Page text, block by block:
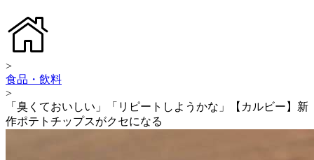
>
食品・飲料
>
「臭くておいしい」「リピートしようかな」【カルビー】新
作ポテトチップスがクセになる